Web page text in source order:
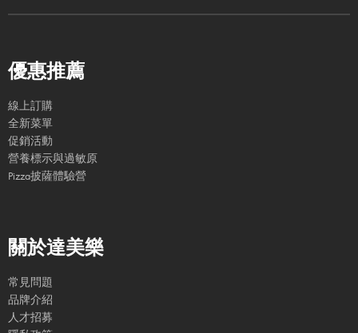
優惠推薦
線上訂購
全新菜單
促銷活動
營養標示與過敏原
Pizza披薩體驗營
關於達美樂
常見問題
品牌介紹
人才招募